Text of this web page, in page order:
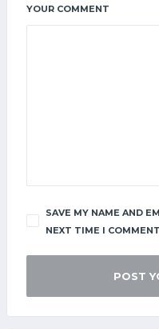
YOUR COMMENT
SAVE MY NAME AND
NEXT TIME I